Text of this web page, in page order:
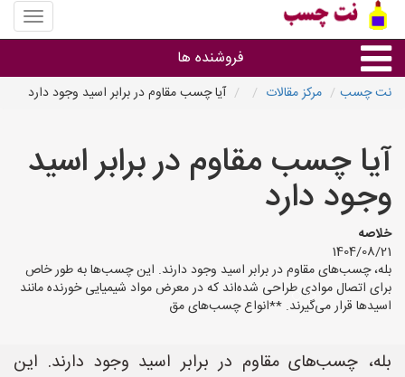
منوی
سایت
چسب
فروشنده ها
استان ها
نت چسب مرکز مقالات آیا چسب مقاوم در برابر اسید وجود دارد
آیا چسب مقاوم در برابر اسید
وجود دارد
خلاصه
1404/08/21
بله، چسب‌های مقاوم در برابر اسید وجود دارند. این چسب‌ها به طور خاص
برای اتصال موادی طراحی شده‌اند که در معرض مواد شیمیایی خورنده مانند
اسیدها قرار می‌گیرند. **انواع چسب‌های مق
بله، چسب‌های مقاوم در برابر اسید وجود دارند. این